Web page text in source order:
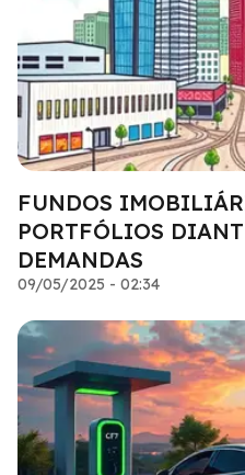
FUNDOS
PORTFÓLIOS
DEMANDAS
09/05/2025 - 02:34